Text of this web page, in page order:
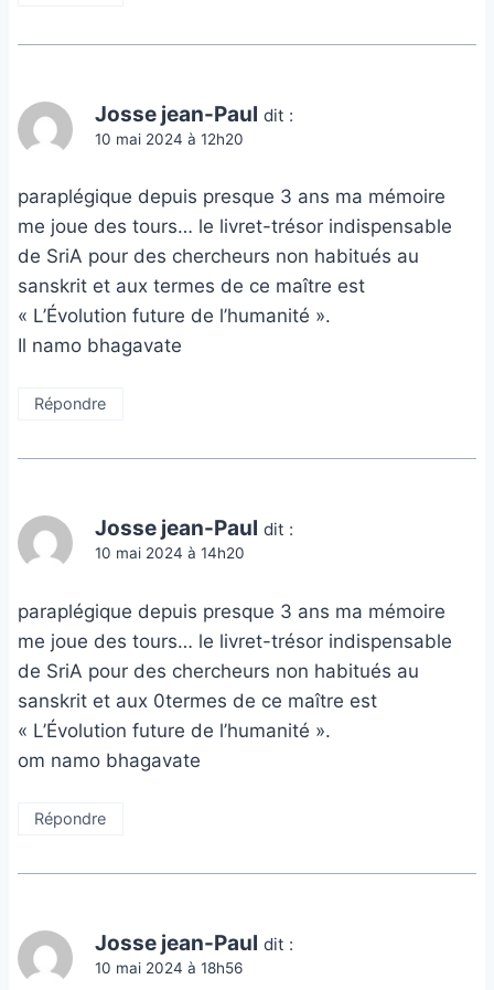
Josse jean-Paul dit :
10 mai 2024 à 12h20
paraplégique depuis presque 3 ans ma mémoire
me joue des tours… le livret-trésor indispensable
de SriA pour des chercheurs non habitués au
sanskrit et aux termes de ce maître est
« L’Évolution future de l’humanité ».
Il namo bhagavate
Répondre
Josse jean-Paul dit :
10 mai 2024 à 14h20
paraplégique depuis presque 3 ans ma mémoire
me joue des tours… le livret-trésor indispensable
de SriA pour des chercheurs non habitués au
sanskrit et aux 0termes de ce maître est
« L’Évolution future de l’humanité ».
om namo bhagavate
Répondre
Josse jean-Paul dit :
10 mai 2024 à 18h56